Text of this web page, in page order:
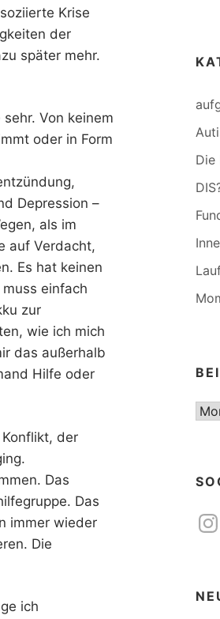
Krise
der
später mehr.
Von keinem
oder in Form
Depression –
als im
auf Verdacht,
Es hat keinen
einfach
zur
wie ich mich
das außerhalb
Hilfe oder
der
Das
Das
immer wieder
Die
ich
Die